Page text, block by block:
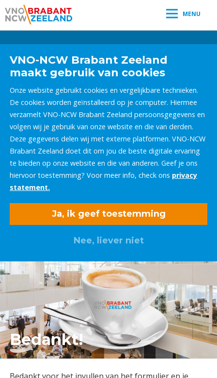
MENU
VNO-NCW Brabant Zeeland
maakt gebruik van cookies
Onze website gebruikt cookies en vergelijkbare technieken.
De cookies worden geïnstalleerd op je computer. Hiermee
verzamelt VNO-NCW Brabant Zeeland persoonsgegevens en
volgen wij je gebruik van onze website en die van derden.
Deze gegevens delen wij met externe platformen. VNO-NCW
Brabant Zeeland doet dit om jou de beste digitale ervaring
te bieden op onze website en die van anderen. Geef je ons
hiervoor toestemming? Voor meer info, check ons privacy
statement.
Ja, ik geef toestemming
Nee, liever niet
Lid worden? Klik hier
Bedankt!